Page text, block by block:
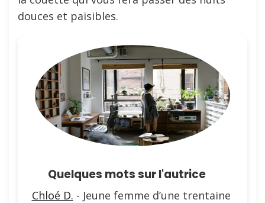
douces et paisibles.
Quelques mots sur l'autrice
Chloé D. - Jeune femme d’une trentaine